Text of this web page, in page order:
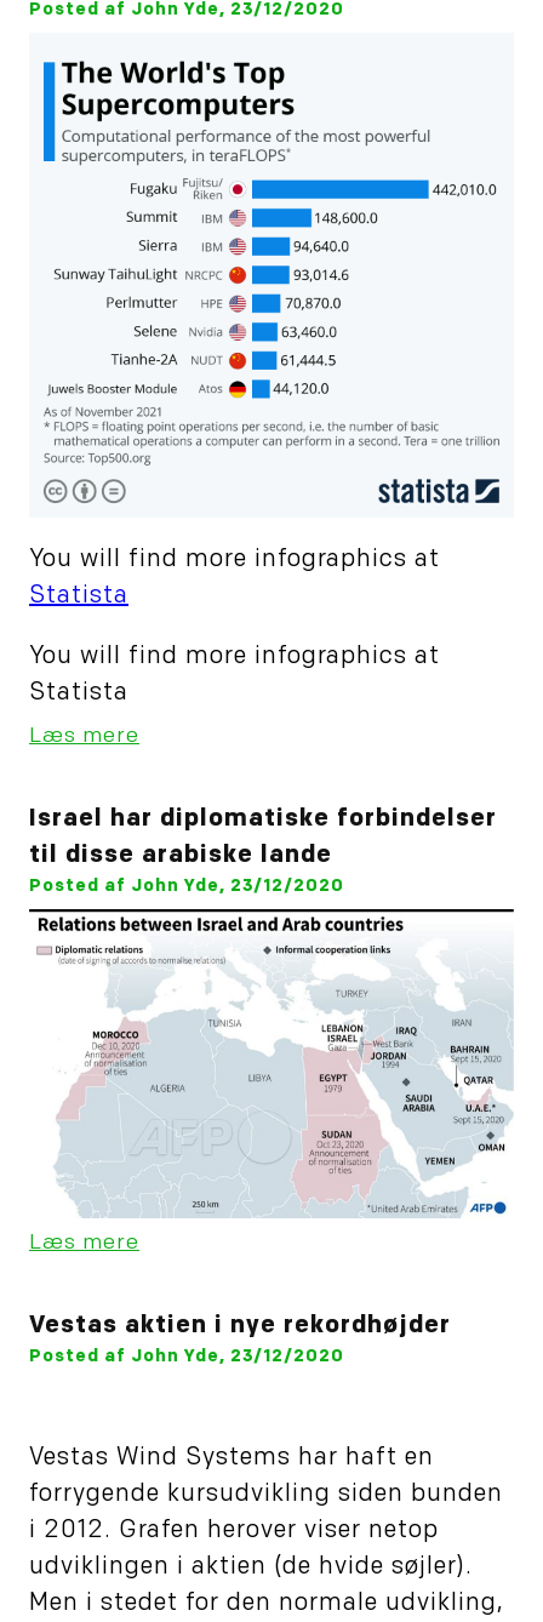
Posted af John Yde, 23/12/2020
You will find more infographics at
Statista
You will find more infographics at
Statista
Læs mere
Israel har diplomatiske forbindelser
til disse arabiske lande
Posted af John Yde, 23/12/2020
Læs mere
Vestas aktien i nye rekordhøjder
Posted af John Yde, 23/12/2020
Vestas Wind Systems har haft en
forrygende kursudvikling siden bunden
i 2012. Grafen herover viser netop
udviklingen i aktien (de hvide søjler).
Men i stedet for den normale udvikling,